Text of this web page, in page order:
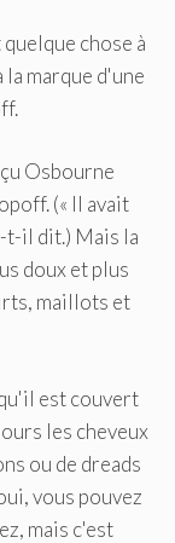
chose à
marque d'une
Osbourne
(« Il avait
t-il dit.) Mais la
doux et plus
maillots et
est couvert
les cheveux
ou de dreads
vous pouvez
mais c'est